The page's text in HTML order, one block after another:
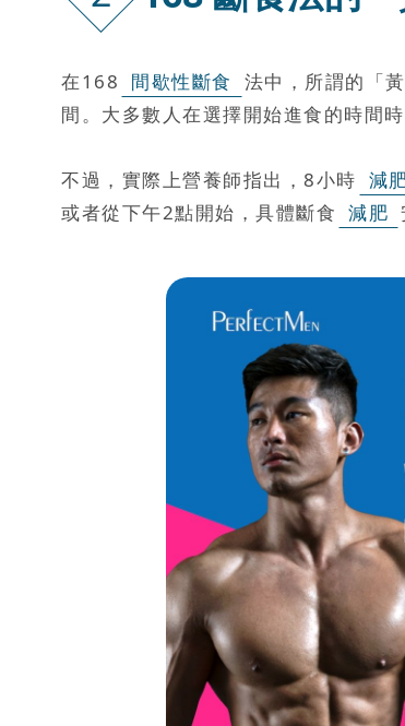
在168 間歇性斷食
法中，所謂的「
間。大多數人在選擇開始進食的時間
不過，實際上營養師指出，8小時 減
或者從下午2點開始，具體斷食 減肥